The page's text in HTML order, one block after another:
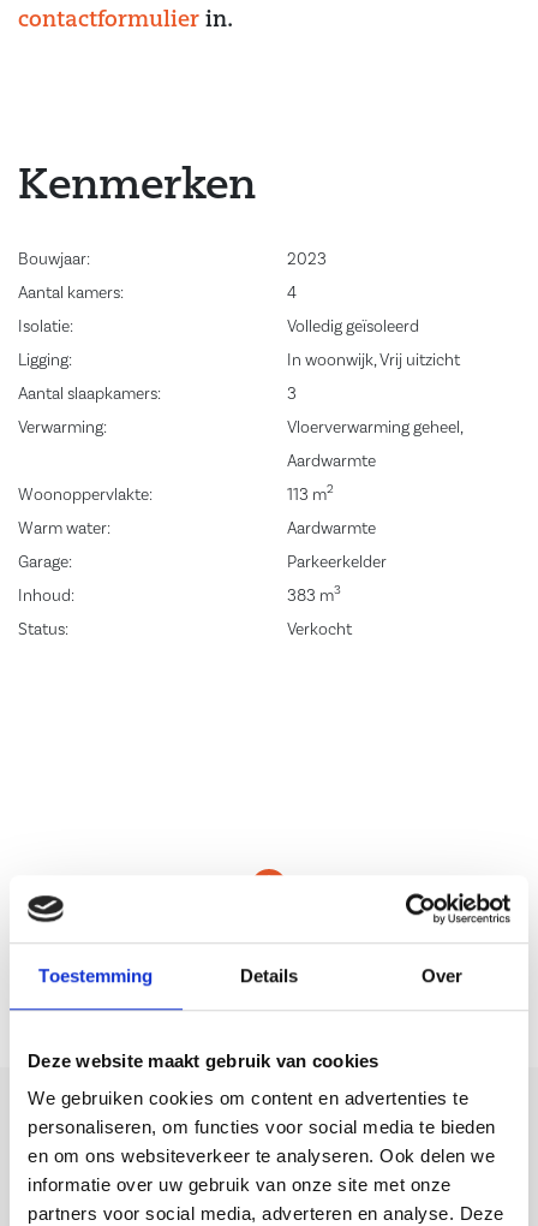
Toestemming Details Over
Deze website maakt gebruik van cookies
We gebruiken cookies om content en advertenties te
personaliseren, om functies voor social media te bieden
en om ons websiteverkeer te analyseren. Ook delen we
informatie over uw gebruik van onze site met onze
partners voor social media, adverteren en analyse. Deze
De buitenruimtes zijn in de vorm van een balkon of loggia en hebben
Dit appartement heeft een ook een externe berging. Je koopt dit
verplicht. De kosten van de parkeerplek bedragen €50,- per maand.
De getoonde afbeeldingen zijn ter illustratie en niet persé de feitelijke
weergave in de woning. Aan deze afbeeldingen kunnen geen rechten
worden ontleend.
contactformulier in.
Kenmerken
Bouwjaar:
2023
Aantal kamers:
4
Isolatie:
Volledig geïsoleerd
Ligging:
In woonwijk, Vrij uitzicht
Aantal slaapkamers:
3
Verwarming:
Vloerverwarming geheel,
Aardwarmte
Woonoppervlakte:
113 m2
Warm water:
Aardwarmte
Garage:
Parkeerkelder
Inhoud:
383 m3
Status: Verkocht
Deel deze
woning: